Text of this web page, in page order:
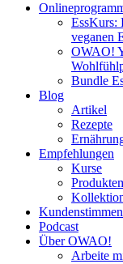
EssKurs:
veganen
OWAO!
Bundle
Blog
Artikel
Rezepte
Empfehlungen
Kurse
Kundenstimmen
Podcast
Über OWAO!
Arbeite